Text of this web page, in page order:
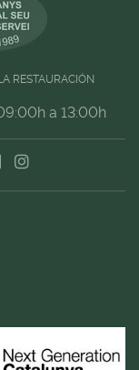
RESTAURACIÓN
a 13:00h